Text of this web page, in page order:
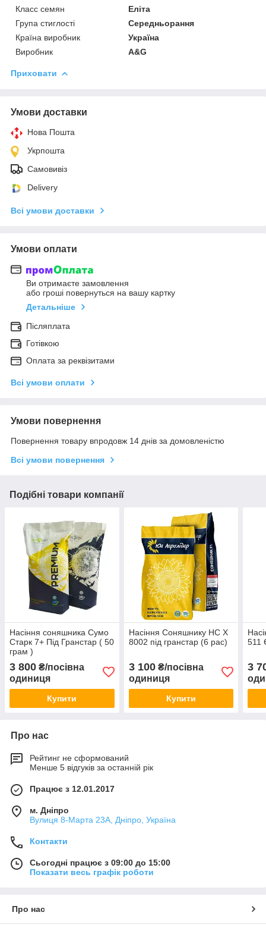
Класс семян
Еліта
Група стиглості
Середньорання
Країна виробник
Україна
Виробник
A&G
Приховати
Умови доставки
Нова Пошта
Укрпошта
Самовивіз
Delivery
Всі умови доставки
Умови оплати
Ви отримаєте замовлення
або гроші повернуться на вашу картку
Детальніше
Післяплата
Готівкою
Оплата за реквізитами
Всі умови оплати
Умови повернення
Повернення товару впродовж 14 днів за домовленістю
Всі умови повернення
Подібні товари компанії
Насіння соняшника Сумо
Старк 7+ Під Гранстар ( 50
грам )
3 800 ₴/посівна
одиниця
Купити
Насіння Соняшнику HC X
8002 під гранстар (6 рас)
3 100₴/посівна
одиниця
Купити
511
3
Про нас
Рейтинг не сформований
Менше 5 відгуків за останній рік
Працює з 12.01.2017
м. Дніпро
Вулиця 8-Марта 23А, Дніпро, Україна
Контакти
Сьогодні працює з 09:00 до 15:00
Показати весь графік роботи
Про нас